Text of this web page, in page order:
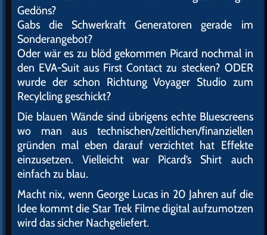
Gedöns?
Gabs die Schwerkraft Generatoren gerade im
Sonderangebot?
Oder wär es zu blöd gekommen Picard nochmal in
den EVA-Suit aus First Contact zu stecken? ODER
wurde der schon Richtung Voyager Studio zum
Recylcling geschickt?
Die blauen Wände sind übrigens echte Bluescreens
wo man aus technischen/zeitlichen/finanziellen
gründen mal eben darauf verzichtet hat Effekte
einzusetzen. Vielleicht war Picard’s Shirt auch
einfach zu blau.
Macht nix, wenn George Lucas in 20 Jahren auf die
Idee kommt die Star Trek Filme digital aufzumotzen
wird das sicher Nachgeliefert.